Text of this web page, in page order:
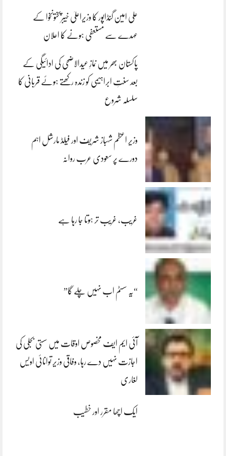
علی امین گنڈاپور کا وزیراعلیٰ خیبرپختونخوا کے
عہدے سے مستعفی ہونے کا اعلان
پاکستان بھر میں نمازِ عیدالاضحی کی ادائیگی کے
بعد سنتِ ابراہیمی کو زندہ رکھتے ہوئے قربانی کا
سلسلہ شروع
وزیر اعظم شہباز شریف اور فیلڈ مارشل اہم
دورے پر سعودی عرب روانہ
غریب، غریب تر ہوتا جا رہا ہے
“یہ سسٹم اب نہیں چلے گا”
آئی ایم ایف مخصوص اوقات میں سستی بجلی کی
اجازت نہیں دے رہا، وفاقی وزیر توانائی اویس
لغاری
ایک اچھا مقرر اور خطیب